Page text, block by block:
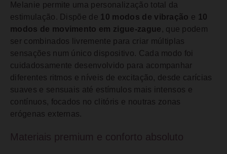
Melanie permite uma personalização total da
estimulação. Dispõe de 10 modos de vibração e 10
modos de movimento em zigue-zague , que podem
ser combinados livremente para criar múltiplas
sensações num único dispositivo. Cada modo foi
cuidadosamente desenvolvido para acompanhar
diferentes ritmos e níveis de excitação, desde carícias
suaves e sensuais até estímulos mais intensos e
contínuos, focados no clitóris e noutras zonas
erógenas externas.
Materiais premium e conforto absoluto